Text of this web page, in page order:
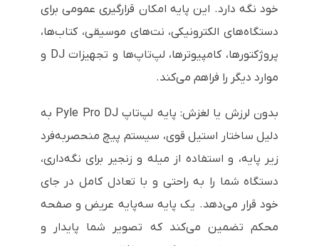
خود نگه دارد. این پایه امکان قرارگیری عمومی برای
دستگاه‌های الکترونیکی، نت‌های موسیقی، کتاب‌ها،
پروژکتورها، کامپیوترها، لپ‌تاپ‌ها و تجهیزات DJ و
موارد دیگر را فراهم می‌کند.
بدون لرزش یا لغزش: پایه لپ‌تاپ Pyle Pro DJ به
دلیل ساختار استیل قوی، سیستم پیچ منحصربه‌فرد
زیر پایه، و استفاده از میله و زنجیر برای نگه‌داری،
دستگاه شما را به راحتی و با تعادل کامل در جای
خود قرار می‌دهد. یک پایه سه‌پایه عریض و صفحه
محکم تضمین می‌کند که تصویر شما پایدار و